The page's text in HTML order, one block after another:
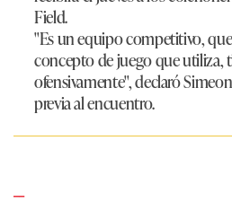
Field.
"Es un equipo competitivo,
concepto de juego que utiliza,
ofensivamente", declaró
previa al encuentro.